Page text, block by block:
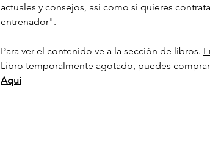
actuales y consejos, así como si quieres
entrenador".
Para ver el contenido ve a la sección de libros.
Libro temporalmente agotado, puedes
Aqui